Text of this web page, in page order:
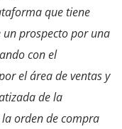
que tiene
prospecto por una
con el
el área de ventas y
de la
orden de compra